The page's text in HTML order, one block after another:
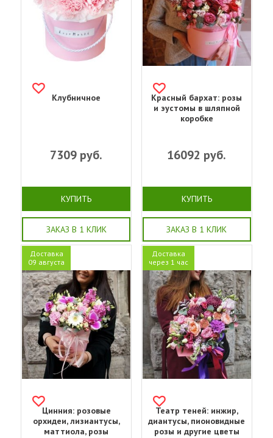
Клубничное
7309 руб.
КУПИТЬ
ЗАКАЗ В 1 КЛИК
Красный бархат: розы
и эустомы в шляпной
коробке
16092 руб.
КУПИТЬ
ЗАКАЗ В 1 КЛИК
Доставка
09 августа
Цинния: розовые
орхидеи, лизиантусы,
маттиола, розы
Доставка
через 1 час
Театр теней: инжир,
диантусы, пионовидные
розы и другие цветы